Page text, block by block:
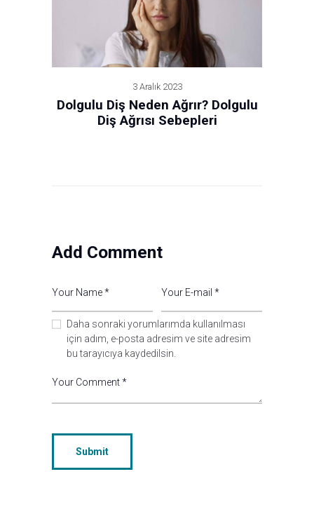
3 Aralık 2023
Dolgulu Diş Neden Ağrır? Dolgulu
Diş Ağrısı Sebepleri
Add Comment
Daha sonraki yorumlarımda kullanılması
için adım, e-posta adresim ve site adresim
bu tarayıcıya kaydedilsin.